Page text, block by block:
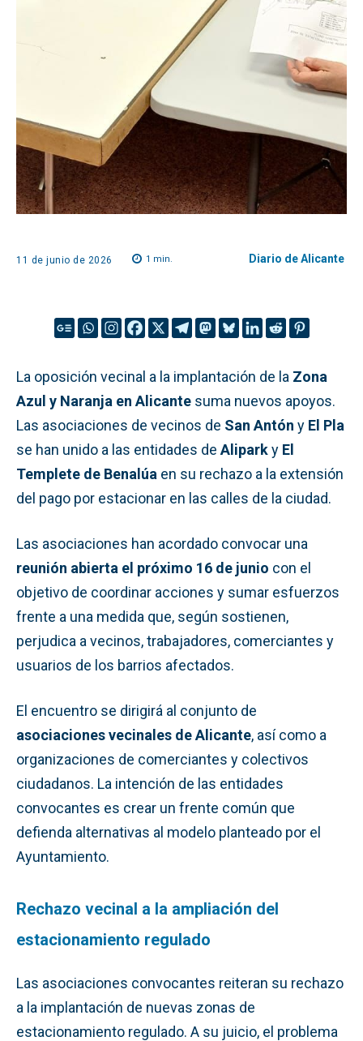
11 de junio de 2026 1 min. Diario de Alicante
La oposición vecinal a la implantación de la Zona
Azul y Naranja en Alicante suma nuevos apoyos.
Las asociaciones de vecinos de San Antón y El Pla
se han unido a las entidades de Aliparky El
Templete de Benalúa en su rechazo a la extensión
del pago por estacionar en las calles de la ciudad.
Las asociaciones han acordado convocar una
reunión abierta el próximo 16 de junio con el
objetivo de coordinar acciones y sumar esfuerzos
frente a una medida que, según sostienen,
perjudica a vecinos, trabajadores, comerciantes y
usuarios de los barrios afectados.
El encuentro se dirigirá al conjunto de
asociaciones vecinales de Alicante, así como a
organizaciones de comerciantes y colectivos
ciudadanos. La intención de las entidades
convocantes es crear un frente común que
defienda alternativas al modelo planteado por el
Ayuntamiento.
Rechazo vecinal a la ampliación del
estacionamiento regulado
Las asociaciones convocantes reiteran su rechazo
a la implantación de nuevas zonas de
estacionamiento regulado. A su juicio, el problema